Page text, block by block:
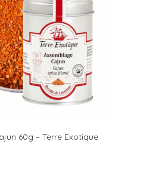
60g – Terre Exotique